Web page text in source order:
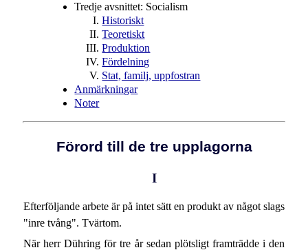
Tredje avsnittet: Socialism
Historiskt
Teoretiskt
Produktion
Fördelning
Stat, familj, uppfostran
Anmärkningar
Noter
Förord till de tre upplagorna
I
Efterföljande arbete är på intet sätt en produkt av något slags
"inre tvång". Tvärtom.
När herr Dühring för tre år sedan plötsligt framträdde i den